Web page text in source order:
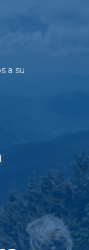
a su